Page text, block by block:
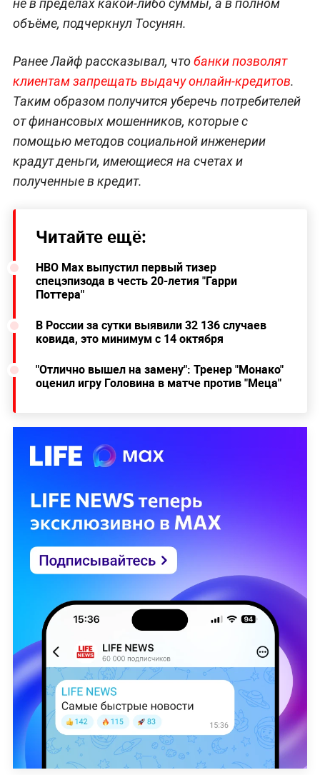
не в пределах какой-либо суммы, а в полном
объёме, подчеркнул Тосунян.
Ранее Лайф рассказывал, чтобанки позволят
клиентам запрещать выдачу онлайн-кредитов.
Таким образом получится уберечь потребителей
от финансовых мошенников, которые с
помощью методов социальной инженерии
крадут деньги, имеющиеся на счетах и
полученные в кредит.
Читайте ещё:
HBO Max выпустил первый тизер
спецэпизода в честь 20-летия "Гарри
Поттера"
В России за сутки выявили 32 136 случаев
ковида, это минимум с 14 октября
"Отлично вышел на замену": Тренер "Монако"
оценил игру Головина в матче против "Меца"